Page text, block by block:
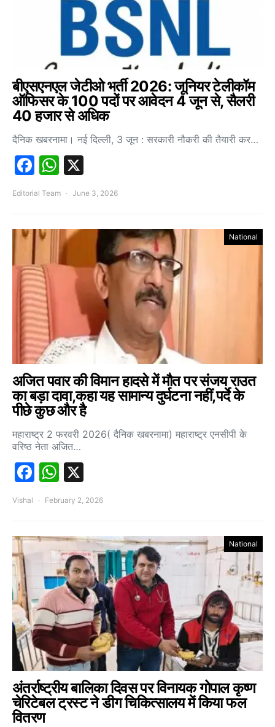
बीएसएनएल जेटीओ भर्ती 2026: जूनियर टेलीकॉम
ऑफिसर के 100 पदों पर आवेदन 4 जून से, सैलरी
40 हजार से अधिक
दैनिक खबरनामा। नई दिल्ली, 3 जून : सरकारी नौकरी की तैयारी कर…
Facebook
WhatsApp
Editorial Team June 3, 2026
National
अजित पवार की विमान हादसे में मौत पर संजय राउत
का बड़ा दावा,कहा यह सामान्य दुर्घटना नहीं,पर्दे के
पीछे कुछ और है
महाराष्ट्र 2 फरवरी 2026( दैनिक खबरनामा) महाराष्ट्र एनसीपी के
वरिष्ठ नेता अजित…
Facebook
WhatsApp
Vishal February 2, 2026
National
अंतर्राष्ट्रीय बालिका दिवस पर विनायक गोपाल कृष्ण
चेरिटेबल ट्रस्ट ने डीग चिकित्सालय में किया फल
वितरण